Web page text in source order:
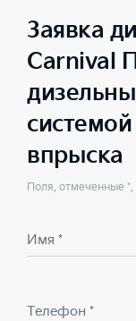
Заявка
Carnival
впрыска
Поля, отмеченные *,
Имя *
Телефон *